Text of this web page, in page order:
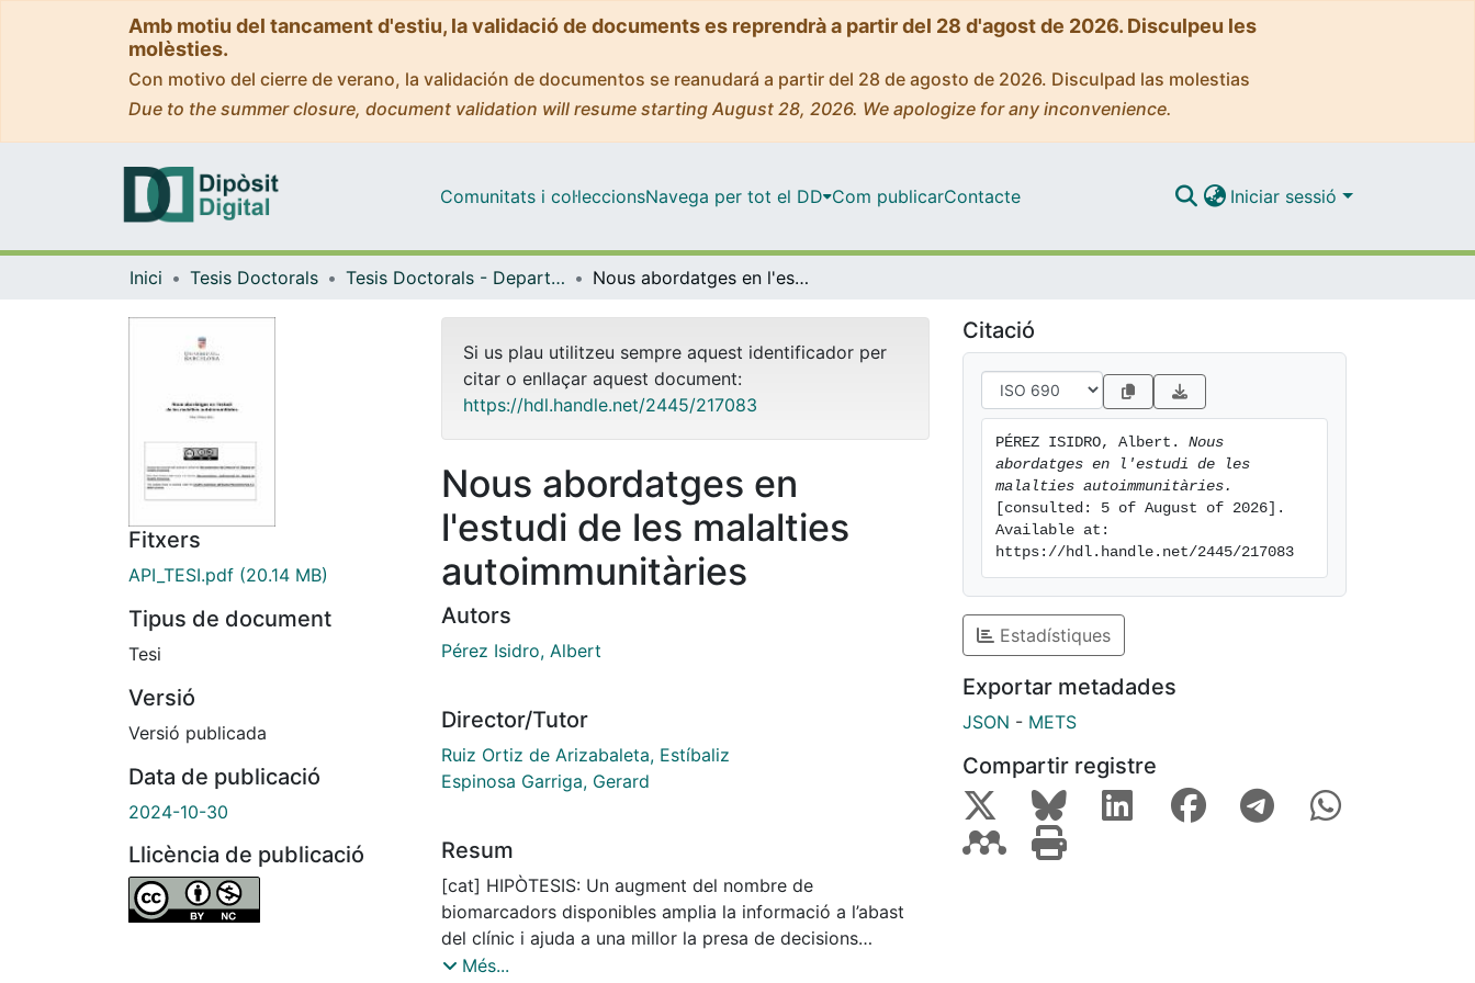
Amb motiu del tancament d'estiu, la validació de documents es reprendrà a partir del 28 d'agost de 2026. Disculpeu les
molèsties.
Con motivo del cierre de verano, la validación de documentos se reanudará a partir del 28 de agosto de 2026. Disculpad las molestias
Due to the summer closure, document validation will resume starting August 28, 2026. We apologize for any inconvenience.
Comunitats i col·leccionsNavega per tot el DD Com publicarContacte Iniciar sessió
Inici Tesis Doctorals Tesis Doctorals - Departament - Biomedicina Nous abordatges en l'estudi de les malalties autoimmunitàries
Fitxers
API_TESI.pdf (20.14 MB)
Tipus de document
Tesi
Versió
Versió publicada
Data de publicació
2024-10-30
Llicència de publicació
Si us plau utilitzeu sempre aquest identificador per
citar o enllaçar aquest document:
https://hdl.handle.net/2445/217083
Nous abordatges en
l'estudi de les malalties
autoimmunitàries
Autors
Pérez Isidro, Albert
Director/Tutor
Ruiz Ortiz de Arizabaleta, Estíbaliz
Espinosa Garriga, Gerard
Resum
[cat] HIPÒTESIS: Un augment del nombre de
biomarcadors disponibles amplia la informació a l’abast
del clínic i ajuda a una millor la presa de decisions
mèdiques i terapèutiques per a l’atenció dels pacients amb
Més...
Citació
PÉREZ ISIDRO, Albert. Nous
abordatges en l'estudi de les
malalties autoimmunitàries.
[consulted: 5 of August of 2026].
Available at:
https://hdl.handle.net/2445/217083
Estadístiques
Exportar metadades
JSON - METS
Compartir registre